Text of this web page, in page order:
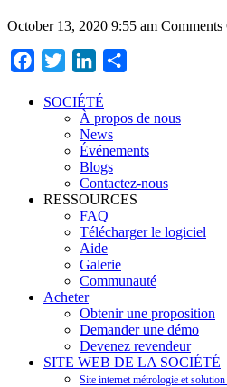
October 13, 2020 9:55 am
Facebook
Twitter LinkedIn
SOCIÉTÉ
À propos de nous
News
Événements
Blogs
Contactez-nous
RESSOURCES
FAQ
Télécharger le logiciel
Aide
Galerie
Communauté
Acheter
Obtenir une proposition
Demander une démo
Devenez revendeur
SITE WEB DE LA SOCIÉTÉ
Site internet métrologie et